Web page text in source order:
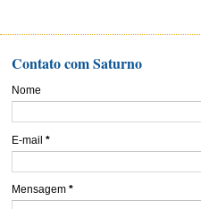
Contato com Saturno
Nome
E-mail *
Mensagem *